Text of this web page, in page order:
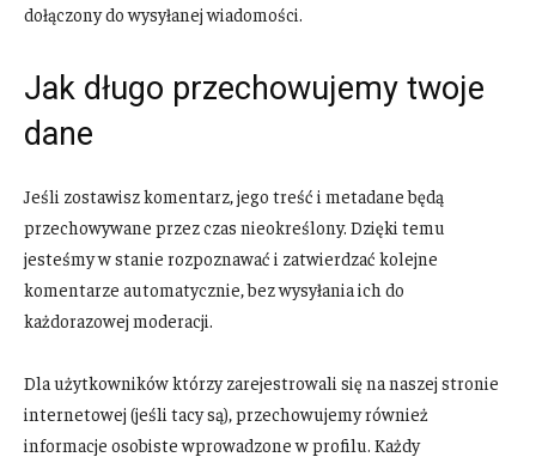
dołączony do wysyłanej wiadomości.
Jak długo przechowujemy twoje
dane
Jeśli zostawisz komentarz, jego treść i metadane będą
przechowywane przez czas nieokreślony. Dzięki temu
jesteśmy w stanie rozpoznawać i zatwierdzać kolejne
komentarze automatycznie, bez wysyłania ich do
każdorazowej moderacji.
Dla użytkowników którzy zarejestrowali się na naszej stronie
internetowej (jeśli tacy są), przechowujemy również
informacje osobiste wprowadzone w profilu. Każdy